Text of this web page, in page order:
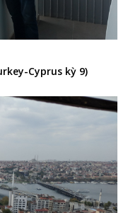
Cyprus kỳ 9)